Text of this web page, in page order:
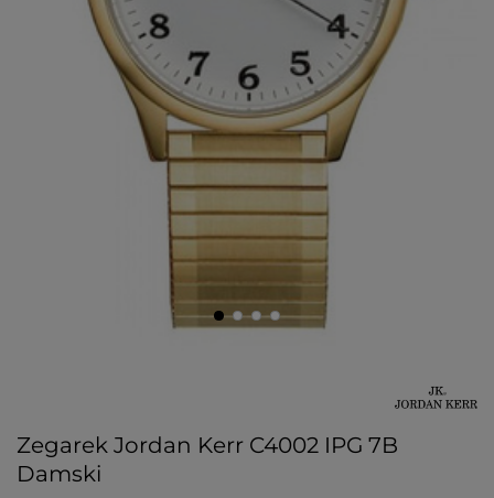
Zegarek Jordan Kerr C4002 IPG 7B
Damski